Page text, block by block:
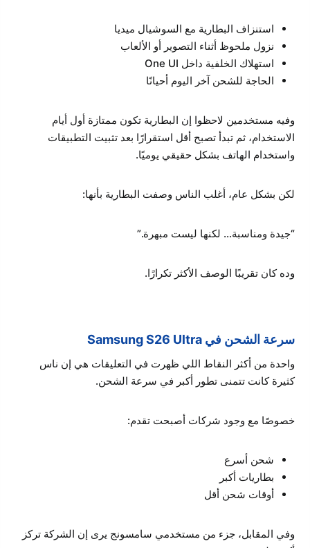
استنزاف البطارية مع السوشيال ميديا
نزول ملحوظ أثناء التصوير أو الألعاب
استهلاك الخلفية داخل One UI
الحاجة للشحن آخر اليوم أحيانًا
وفيه مستخدمين لاحظوا إن البطارية تكون ممتازة أول أيام
الاستخدام، ثم تبدأ تصبح أقل استقرارًا بعد تثبيت التطبيقات
واستخدام الهاتف بشكل حقيقي يوميًا.
لكن بشكل عام، أغلب الناس وصفت البطارية بأنها:
“جيدة ومناسبة… لكنها ليست مبهرة.”
وده كان تقريبًا الوصف الأكثر تكرارًا.
سرعة الشحن في Samsung S26 Ultra
واحدة من أكثر النقاط اللي ظهرت في التعليقات هي إن ناس
كثيرة كانت تتمنى تطور أكبر في سرعة الشحن.
خصوصًا مع وجود شركات أصبحت تقدم:
شحن أسرع
بطاريات أكبر
أوقات شحن أقل
وفي المقابل، جزء من مستخدمي سامسونج يرى إن الشركة تركز